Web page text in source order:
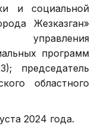
и социальной
Жезказган»
управления
программ
председатель
областного
2024 года.